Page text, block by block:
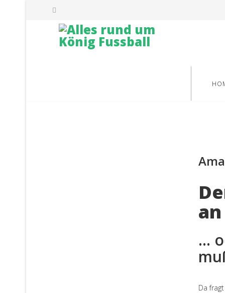
...
Da